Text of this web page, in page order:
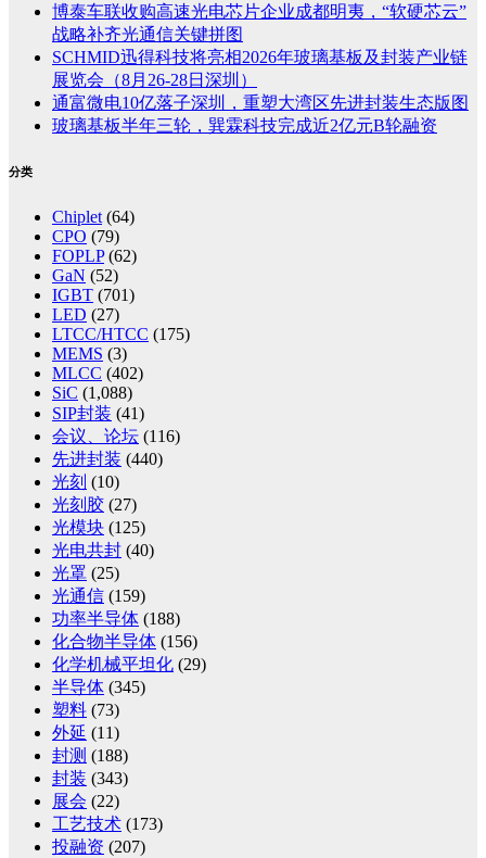
博泰车联收购高速光电芯片企业成都明夷，“软硬芯云”
战略补齐光通信关键拼图
SCHMID迅得科技将亮相2026年玻璃基板及封装产业链
展览会（8月26-28日深圳）
通富微电10亿落子深圳，重塑大湾区先进封装生态版图
玻璃基板半年三轮，巽霖科技完成近2亿元B轮融资
分类
Chiplet (64)
CPO (79)
FOPLP(62)
GaN (52)
IGBT (701)
LED (27)
LTCC/HTCC (175)
MEMS (3)
MLCC (402)
SiC (1,088)
SIP封装 (41)
会议、论坛 (116)
先进封装 (440)
光刻 (10)
光刻胶 (27)
光模块 (125)
光电共封 (40)
光罩 (25)
光通信 (159)
功率半导体 (188)
化合物半导体 (156)
化学机械平坦化 (29)
半导体 (345)
塑料 (73)
外延 (11)
封测 (188)
封装 (343)
展会 (22)
工艺技术 (173)
投融资 (207)